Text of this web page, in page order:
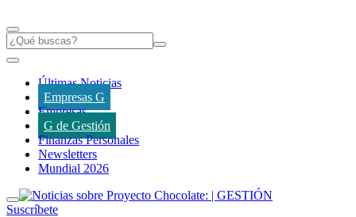
Últimas Noticias
Empresas G
Empresas
G de Gestión
Finanzas Personales
Newsletters
Mundial 2026
Suscríbete